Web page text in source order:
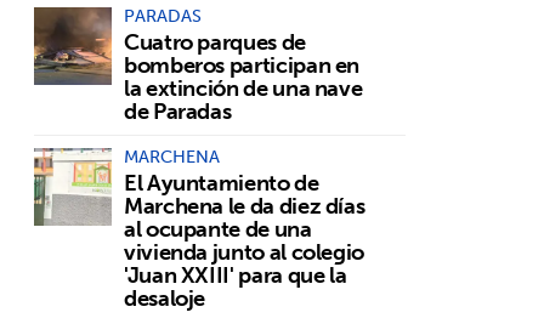
PARADAS
Cuatro parques de
bomberos participan en
la extinción de una nave
de Paradas
MARCHENA
El Ayuntamiento de
Marchena le da diez días
al ocupante de una
vivienda junto al colegio
'Juan XXIII' para que la
desaloje